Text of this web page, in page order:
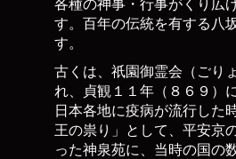
各種の神事・行事がくり広
す。百年の伝統を有する八
す。
古くは、祇園御霊会（ごり
れ、貞観１１年（８６９）
日本各地に疫病が流行した
王の祟り」として、平安京
った神泉苑に、当時の国の